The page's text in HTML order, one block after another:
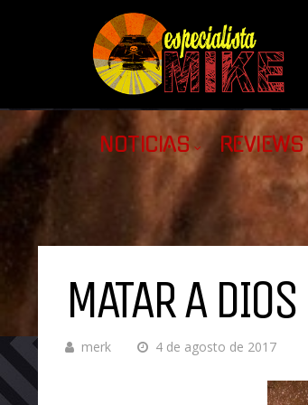
NOTICIAS REVIEWS
MATAR A DIOS
merk 4 de agosto de 2017